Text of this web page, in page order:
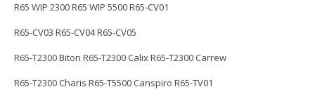
R65 WIP 2300 R65 WIP 5500 R65-CV01
R65-CV03 R65-CV04 R65-CV05
R65-T2300 Biton R65-T2300 Calix R65-T2300 Carrew
R65-T2300 Charis R65-T5500 Canspiro R65-TV01